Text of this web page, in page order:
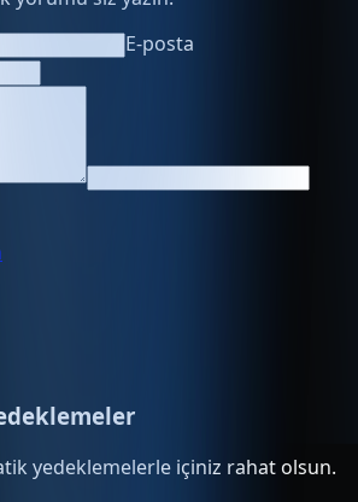
E-posta
yedeklemelerle içiniz rahat olsun.